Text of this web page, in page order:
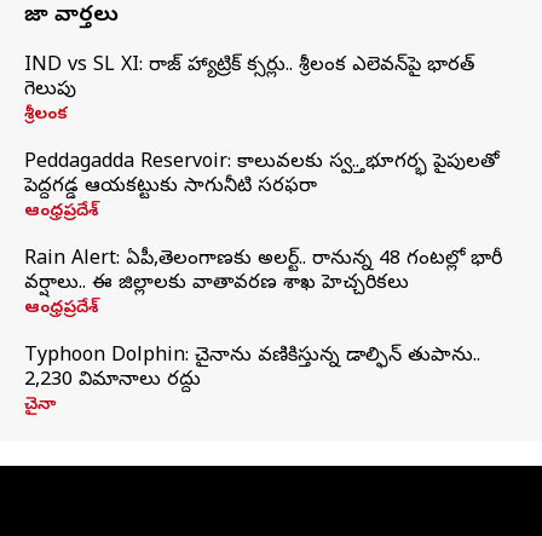
తాజా వార్తలు
IND vs SL XI: సిరాజ్‌ హ్యాట్రిక్‌ సిక్సర్లు.. శ్రీలంక ఎలెవన్‌పై భారత్‌
గెలుపు
శ్రీలంక
Peddagadda Reservoir: కాలువలకు స్వస్తి.. భూగర్భ పైపులతో
పెద్దగడ్డ ఆయకట్టుకు సాగునీటి సరఫరా
ఆంధ్రప్రదేశ్
Rain Alert: ఏపీ,తెలంగాణకు అలర్ట్.. రానున్న 48 గంటల్లో భారీ
వర్షాలు.. ఈ జిల్లాలకు వాతావరణ శాఖ హెచ్చరికలు
ఆంధ్రప్రదేశ్
Typhoon Dolphin: చైనాను వణికిస్తున్న డాల్ఫిన్‌ తుపాను..
2,230 విమానాలు రద్దు
చైనా